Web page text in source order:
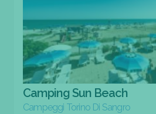
Camping Sun Beach
Campeggi Torino Di Sangro